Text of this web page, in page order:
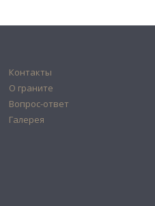
Контакты
О граните
Вопрос-ответ
Галерея